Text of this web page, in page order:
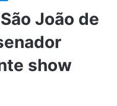
João de
show